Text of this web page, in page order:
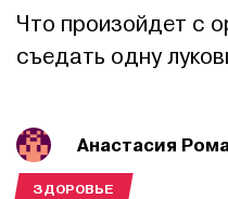
Что произойдет с
съедать одну
Анастасия
ЗДОРОВЬЕ